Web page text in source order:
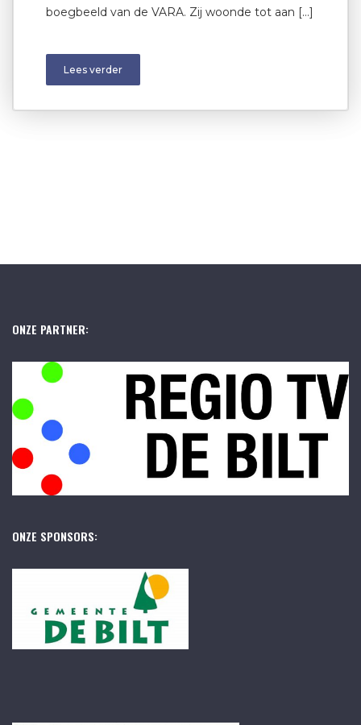
boegbeeld van de VARA. Zij woonde tot aan […]
Lees verder
ONZE PARTNER:
ONZE SPONSORS: